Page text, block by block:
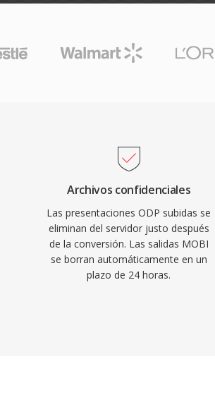
Archivos confidenciales
Las presentaciones ODP subidas se
eliminan del servidor justo después
de la conversión. Las salidas MOBI
se borran automáticamente en un
plazo de 24 horas.